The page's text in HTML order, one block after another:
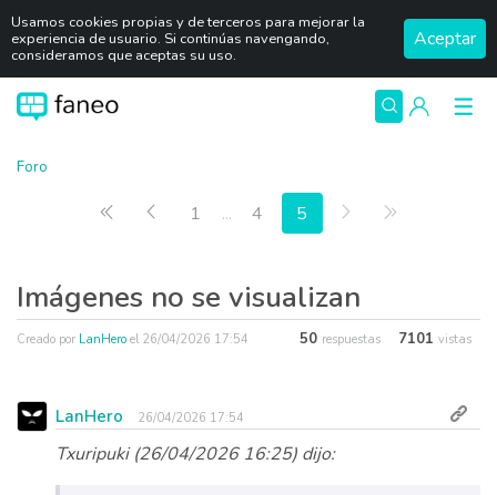
Usamos cookies propias y de terceros para mejorar la
experiencia de usuario. Si continúas navengando,
consideramos que aceptas su uso.
Aceptar
Foro
Primera página
Anterior
1 ... 4 5 Siguiente
Imágenes no se visualizan
Creado por LanHero el 26/04/2026 17:54 50 respuestas 7101 vistas
LanHero 26/04/2026 17:54
Txuripuki (26/04/2026 16:25) dijo: